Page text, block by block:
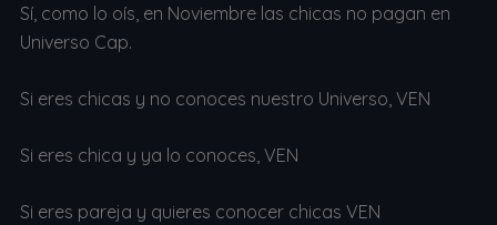
Sí, como lo oís, en Noviembre las chicas no pagan en
Universo Cap.
Si eres chicas y no conoces nuestro Universo, VEN
Si eres chica y ya lo conoces, VEN
Si eres pareja y quieres conocer chicas VEN